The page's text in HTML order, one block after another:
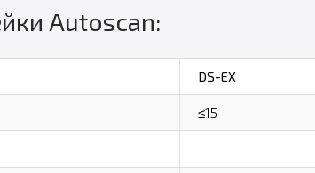
Autoscan:
DS-EX
≤15